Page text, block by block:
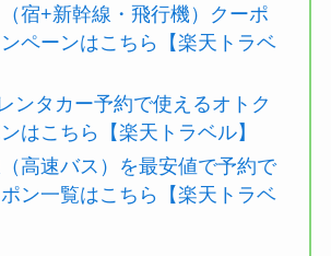
宿+新幹線・飛行機）クーポ
ペーンはこちら【楽天トラベ
ンタカー予約で使えるオトク
はこちら【楽天トラベル】
高速バス）を最安値で予約で
ン一覧はこちら【楽天トラベ